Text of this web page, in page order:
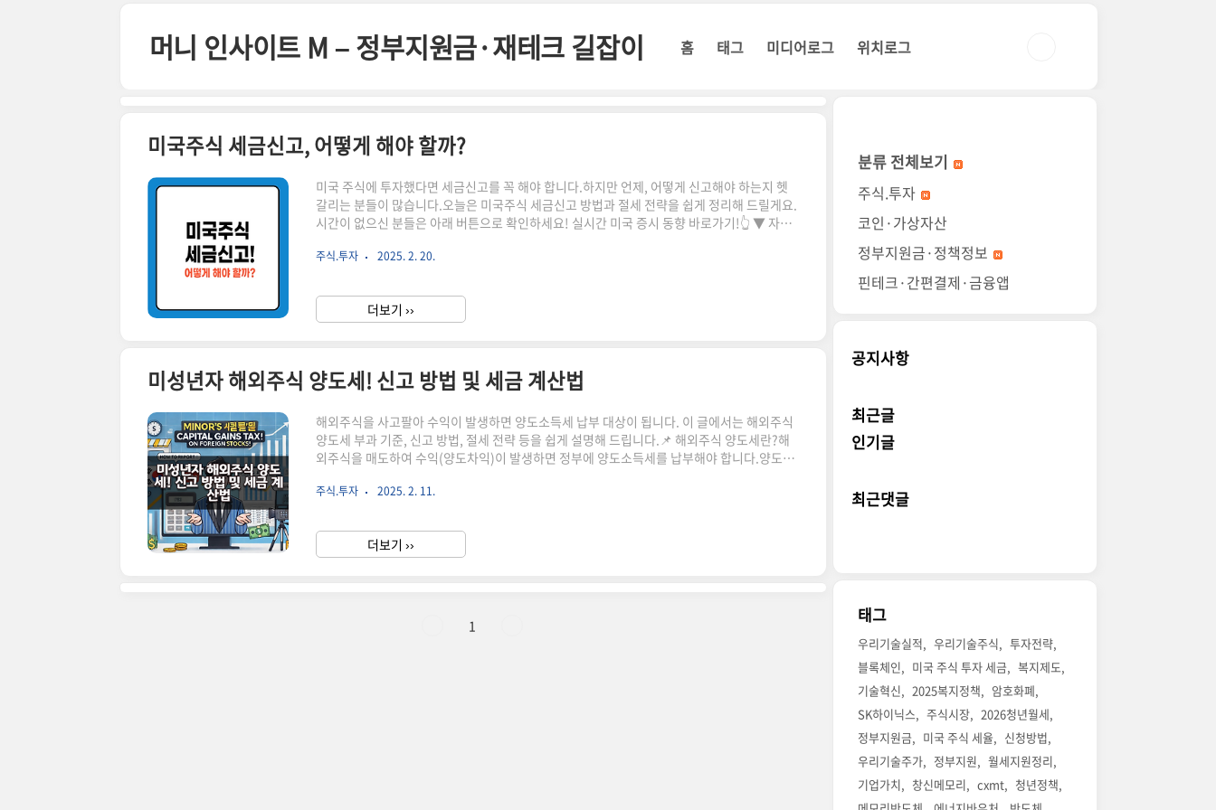
머니 인사이트 M – 정부지원금·재테크 길잡이 홈 태그 미디어로그 위치로그
미국주식 세금신고, 어떻게 해야 할까?
미국 주식에 투자했다면 세금신고를 꼭 해야 합니다.하지만 언제, 어떻게 신고해야 하는지 헷
갈리는 분들이 많습니다.오늘은 미국주식 세금신고 방법과 절세 전략을 쉽게 정리해 드릴게요.
시간이 없으신 분들은 아래 버튼으로 확인하세요! 실시간 미국 증시 동향 바로가기!👆 ▼ 자세
는 소득은 크게 양도소득세와 배당소득세로 나뉩니다.각 소득에 따라 신고 방법이 다르니, 정
250만 원까지는 비과세!250만 원 초과분에 대해서만 22% 세율 적용📅 양도소득세 신고 기간
**1월 1일~12월 31일** 거래분 → **다음 해 5월 1일~31..
주식.투자 2025. 2. 20.
더보기 ››
미성년자 해외주식 양도세! 신고 방법 및 세금 계산법
해외주식을 사고팔아 수익이 발생하면 양도소득세 납부 대상이 됩니다. 이 글에서는 해외주식
양도세 부과 기준, 신고 방법, 절세 전략 등을 쉽게 설명해 드립니다.📌 해외주식 양도세란?해
외주식을 매도하여 수익(양도차익)이 발생하면 정부에 양도소득세를 납부해야 합니다.양도소
2% = 총 22%✅ 예제 계산매수가격매도가격양도차익세금 부과 여부500만 원700만 원200만
주체 양도세는 미성년자 본인이 납부해야 합니다.부모님이 대신 신고할 수 있지만, 세금 계산
은 미성년자 명의로 진행됩니다.📌 해외주식 양도세 신고 방법..
주식.투자 2025. 2. 11.
더보기 ››
1
분류 전체보기
주식.투자
코인·가상자산
정부지원금·정책정보
핀테크·간편결제·금융앱
공지사항
최근글
인기글
최근댓글
태그
우리기술실적 우리기술주식
투자전략
블록체인
미국 주식 투자 세금
복지제도
기술혁신
2025복지정책
암호화폐
SK하이닉스
주식시장
2026청년월세
정부지원금
미국 주식 세율
신청방법
우리기술주가
정부지원
월세지원정리
기업가치
창신메모리 cxmt
청년정책